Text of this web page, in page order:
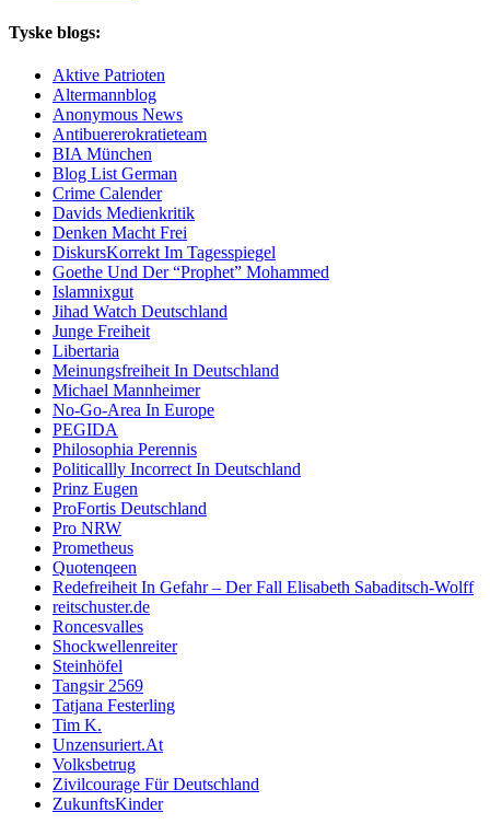
Tyske blogs:
Aktive Patrioten
Altermannblog
Anonymous News
Antibuererokratieteam
BIA München
Blog List German
Crime Calender
Davids Medienkritik
Denken Macht Frei
DiskursKorrekt Im Tagesspiegel
Goethe Und Der “Prophet” Mohammed
Islamnixgut
Jihad Watch Deutschland
Junge Freiheit
Libertaria
Meinungsfreiheit In Deutschland
Michael Mannheimer
No-Go-Area In Europe
PEGIDA
Philosophia Perennis
Politicallly Incorrect In Deutschland
Prinz Eugen
ProFortis Deutschland
Pro NRW
Prometheus
Quotenqeen
Redefreiheit In Gefahr – Der Fall Elisabeth Sabaditsch-Wolff
reitschuster.de
Roncesvalles
Shockwellenreiter
Steinhöfel
Tangsir 2569
Tatjana Festerling
Tim K.
Unzensuriert.At
Volksbetrug
Zivilcourage Für Deutschland
ZukunftsKinder